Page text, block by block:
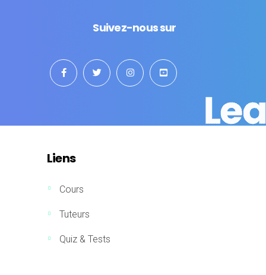
Suivez-nous sur
Liens
Cours
Tuteurs
Quiz & Tests